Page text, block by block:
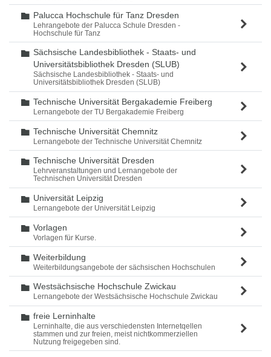
Ordner
Palucca Hochschule für Tanz Dresden
Lehrangebote der Palucca Schule Dresden -
Hochschule für Tanz
Ordner
Sächsische Landesbibliothek - Staats- und
Universitätsbibliothek Dresden (SLUB)
Sächsische Landesbibliothek - Staats- und
Universitätsbibliothek Dresden (SLUB)
Ordner
Technische Universität Bergakademie Freiberg
Lernangebote der TU Bergakademie Freiberg
Ordner
Technische Universität Chemnitz
Lernangebote der Technische Universität Chemnitz
Ordner
Technische Universität Dresden
Lehrveranstaltungen und Lernangebote der
Technischen Universität Dresden
Ordner
Universität Leipzig
Lernangebote der Universität Leipzig
Ordner
Vorlagen
Vorlagen für Kurse.
Ordner
Weiterbildung
Weiterbildungsangebote der sächsischen Hochschulen
Ordner
Westsächsische Hochschule Zwickau
Lernangebote der Westsächsische Hochschule Zwickau
Ordner
freie Lerninhalte
Lerninhalte, die aus verschiedensten Internetqellen
stammen und zur freien, meist nichtkommerziellen
Nutzung freigegeben sind.